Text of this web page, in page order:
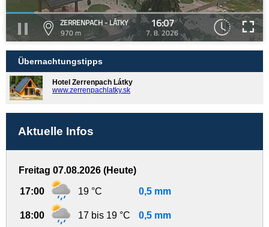
ZERRENPACH - LÁTKY
970 m
16:07
7. 8. 2026
Übernachtungstipps
Hotel Zerrenpach Látky
www.zerrenpachlatky.sk
Aktuelle Infos
Freitag 07.08.2026 (Heute)
17:00 19 °C 0,5 mm
18:00 17 bis 19 °C 0,5 mm